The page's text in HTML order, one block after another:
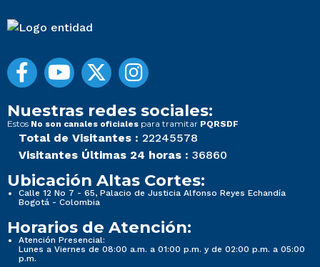
Nuestras redes sociales:
Estos No son canales oficiales para tramitar PQRSDF
Total de Visitantes : 22245578
Visitantes Últimas 24 horas : 36860
Ubicación Altas Cortes:
Calle 12 No 7 - 65, Palacio de Justicia Alfonso Reyes Echandía
Bogotá - Colombia
Horarios de Atención:
Atención Presencial:
Lunes a Viernes de 08:00 a.m. a 01:00 p.m. y de 02:00 p.m. a 05:00
p.m.